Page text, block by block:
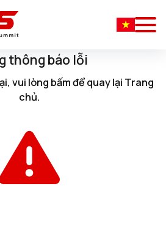
thông báo lỗi
vui lòng bấmđể quay lại Trang
chủ.